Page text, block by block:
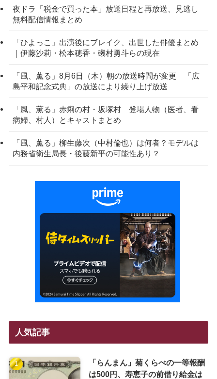
夜ドラ「税金で買った本」放送日程と再放送、見逃し
無料配信情報まとめ
「ひよっこ」出演後にブレイク、出世した俳優まとめ
｜伊藤沙莉・松本穂香・磯村勇斗らの現在
「風、薫る」8月6日（木）朝の放送時間が変更 「広
島平和記念式典」の放送により繰り上げ放送
「風、薫る」赤痢の村・坂塚村 登場人物（医者、看
病婦、村人）とキャストまとめ
「風、薫る」柳生藤次（中村倫也）は何者？モデルは
内務省衛生局長・後藤新平の可能性あり？
人気記事
「らんまん」菊くらべの一等報酬
は500円、寿恵子の前借り給金は